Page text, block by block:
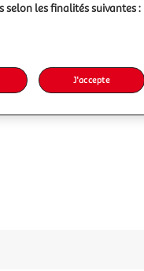
selon les finalités suivantes :
J'accepte